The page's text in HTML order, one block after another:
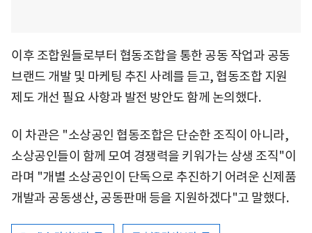
이후 조합원들로부터 협동조합을 통한 공동 작업과 공동
브랜드 개발 및 마케팅 추진 사례를 듣고, 협동조합 지원
제도 개선 필요 사항과 발전 방안도 함께 논의했다.
이 차관은 "소상공인 협동조합은 단순한 조직이 아니라,
소상공인들이 함께 모여 경쟁력을 키워가는 상생 조직"이
라며 "개별 소상공인이 단독으로 추진하기 어려운 신제품
개발과 공동생산, 공동판매 등을 지원하겠다"고 말했다.